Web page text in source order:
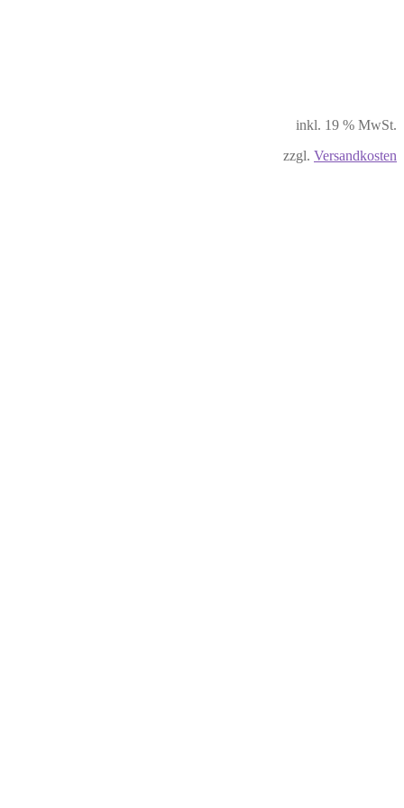
inkl. 19 % MwSt.
zzgl. Versandkosten